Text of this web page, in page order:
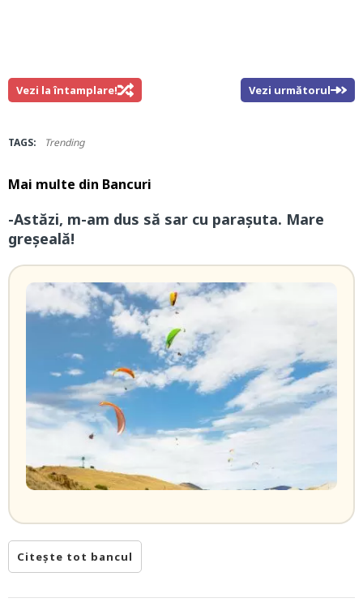
Vezi la întamplare! Vezi următorul
TAGS: Trending
Mai multe din Bancuri
-Astăzi, m-am dus să sar cu parașuta. Mare
greșeală!
Citește tot bancul